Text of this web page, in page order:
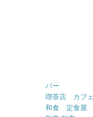
バー
喫茶店 カフェ
和食 定食屋